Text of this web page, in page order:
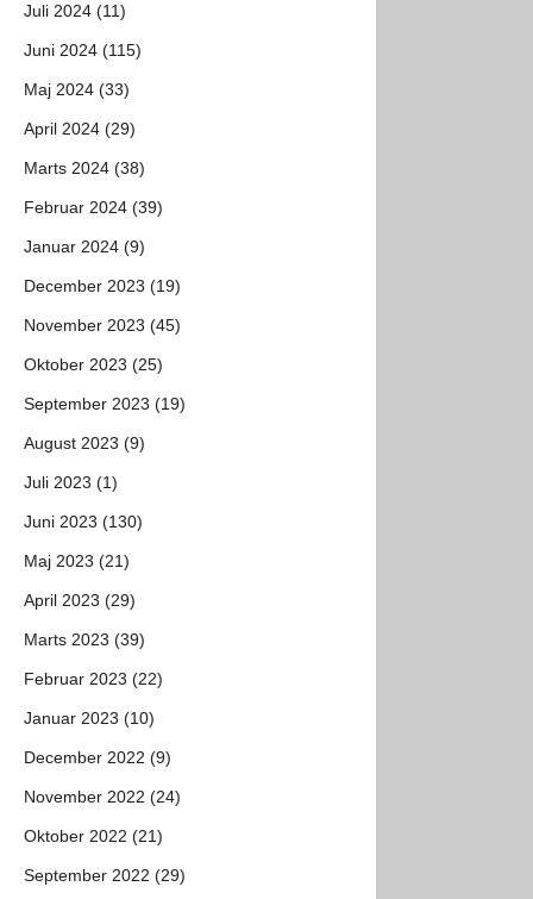
Juli 2024 (11)
Juni 2024 (115)
Maj 2024 (33)
April 2024 (29)
Marts 2024 (38)
Februar 2024 (39)
Januar 2024 (9)
December 2023 (19)
November 2023 (45)
Oktober 2023 (25)
September 2023 (19)
August 2023 (9)
Juli 2023 (1)
Juni 2023 (130)
Maj 2023 (21)
April 2023 (29)
Marts 2023 (39)
Februar 2023 (22)
Januar 2023 (10)
December 2022 (9)
November 2022 (24)
Oktober 2022 (21)
September 2022 (29)